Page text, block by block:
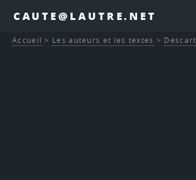
CAUTE@LAUTRE.NET
Accueil > Les auteurs et les textes >